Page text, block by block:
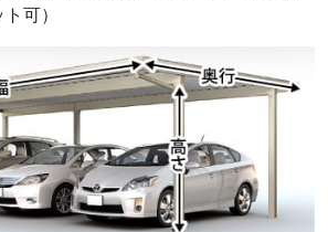
可）